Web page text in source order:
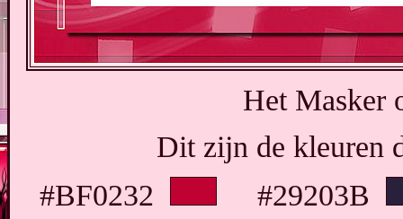
Het Masker
Dit zijn de kleuren
#BF0232
#29203B